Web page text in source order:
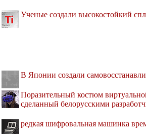
Ученые создали высокостойкий
В Японии создали
Поразительный костюм
сделанный белорусскими
редкая шифровальная машинка